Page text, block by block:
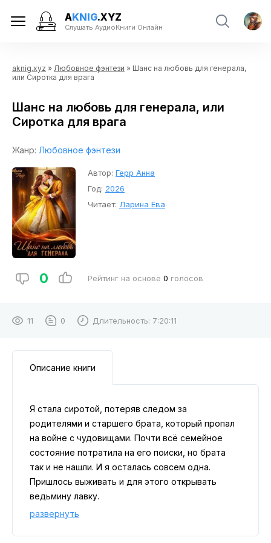
AKNIG.XYZ
Слушать АудиоКниги Онлайн
aknig.xyz » Любовное фэнтези » Шанс на любовь для генерала,
или Сиротка для врага
Шанс на любовь для генерала, или
Сиротка для врага
Жанр: Любовное фэнтези
Автор: Герр Анна
Год: 2026
Читает: Ларина Ева
0 Рейтинг на основе 0 голосов
11 0 Длительность: 7:20:11
Описание книги
Я стала сиротой, потеряв следом за
родителями и старшего брата, который пропал
на войне с чудовищами. Почти всё семейное
состояние потратила на его поиски, но брата
так и не нашли. И я осталась совсем одна.
Пришлось выживать и для этого открывать
ведьмину лавку.
И всё вроде бы начало налаживаться, пока
дверь не постучался ОН. Враг нашей империи,
развернуть